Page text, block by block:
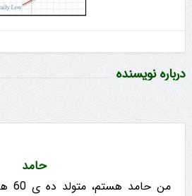
درباره نویسنده
حامد